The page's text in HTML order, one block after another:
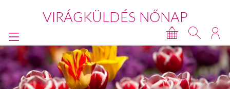
VIRÁGKÜLDÉS NŐNAP